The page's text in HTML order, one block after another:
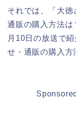
それでは、「大徳
通販の購入方法
月10日の放送で
せ・通販の購入方